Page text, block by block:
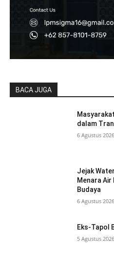
BACA JUGA
dalam
6 Agustus 2026
Jejak
Menara Air
Budaya
6 Agustus 2026
Eks-Tapol
5 Agustus 2026